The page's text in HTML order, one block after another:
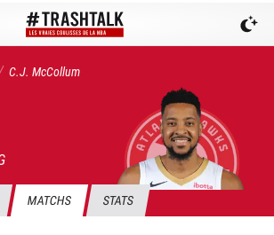
C.J. McCollum
MATCHS STATS